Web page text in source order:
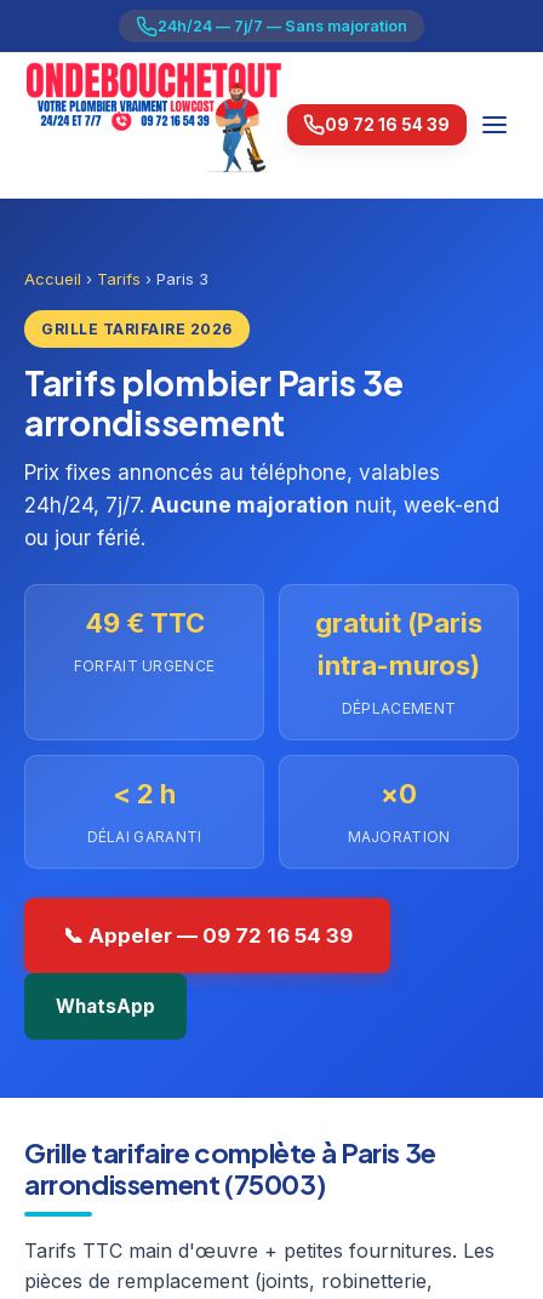
24h/24 — 7j/7 — Sans majoration
09 72 16 54 39
Accueil › Tarifs › Paris 3
GRILLE TARIFAIRE 2026
Tarifs plombier Paris 3e
arrondissement
Prix fixes annoncés au téléphone, valables
24h/24, 7j/7. Aucune majoration nuit, week-end
ou jour férié.
49 € TTC
FORFAIT URGENCE
gratuit (Paris
intra-muros)
DÉPLACEMENT
< 2 h
DÉLAI GARANTI
×0
MAJORATION
📞 Appeler — 09 72 16 54 39
WhatsApp
Grille tarifaire complète à Paris 3e
arrondissement (75003)
Tarifs TTC main d'œuvre + petites fournitures. Les
pièces de remplacement (joints, robinetterie,